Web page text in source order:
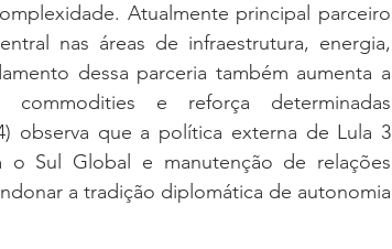
Atualmente principal parceiro
nas áreas de infraestrutura, energia,
dessa parceria também aumenta a
e reforça determinadas
observa que a política externa de Lula 3
o Sul Global e manutenção de relações
a tradição diplomática de autonomia